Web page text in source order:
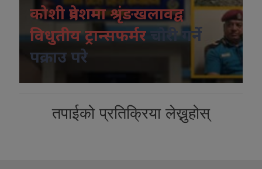
कोशी प्रदेशमा श्रृंङखलावद्व
विधुतीय ट्रान्सफर्मर
चोरी गर्ने
पक्राउ परे
तपाईको प्रतिक्रिया लेख्नुहोस्